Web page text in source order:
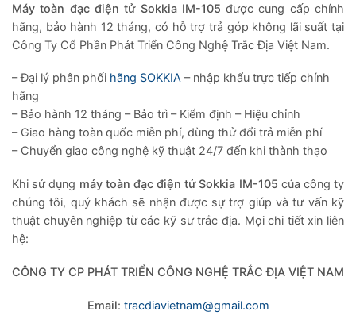
Máy toàn đạc điện tử Sokkia IM-105 được cung cấp chính
hãng, bảo hành 12 tháng, có hỗ trợ trả góp không lãi suất tại
Công Ty Cổ Phần Phát Triển Công Nghệ Trắc Địa Việt Nam.
– Đại lý phân phối hãng SOKKIA – nhập khẩu trực tiếp chính
hãng
– Bảo hành 12 tháng – Bảo trì – Kiểm định – Hiệu chỉnh
– Giao hàng toàn quốc miễn phí, dùng thử đổi trả miễn phí
– Chuyển giao công nghệ kỹ thuật 24/7 đến khi thành thạo
Khi sử dụng máy toàn đạc điện tửSokkia IM-105 của công ty
chúng tôi, quý khách sẽ nhận được sự trợ giúp và tư vấn kỹ
thuật chuyên nghiệp từ các kỹ sư trắc địa. Mọi chi tiết xin liên
hệ:
CÔNG TY CP PHÁT TRIỂN CÔNG NGHỆ TRẮC ĐỊA VIỆT NAM
Email: tracdiavietnam@gmail.com